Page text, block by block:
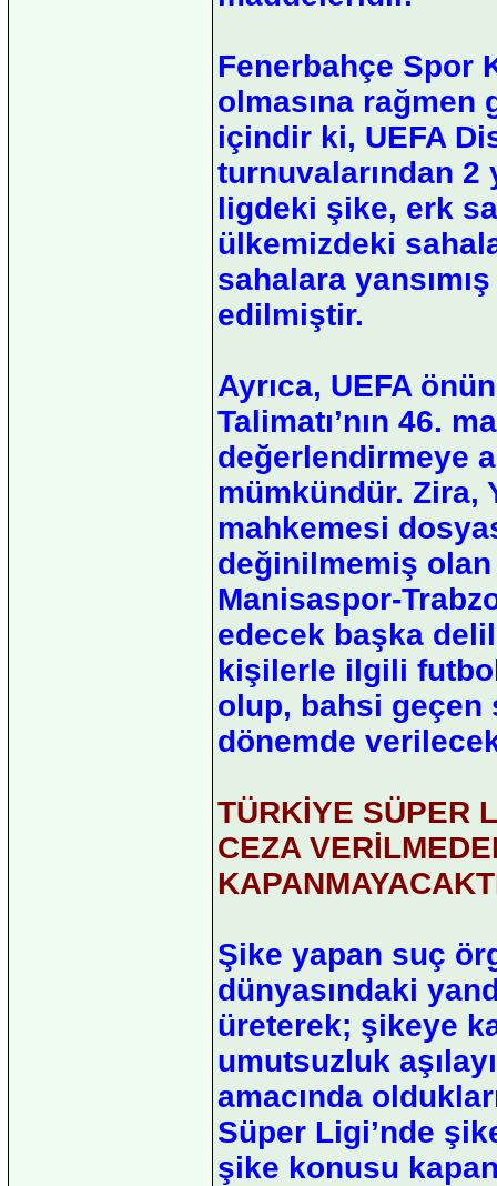
Fenerbahçe Spor
olmasına rağmen
içindir ki, UEFA
turnuvalarından
ligdeki şike, erk
ülkemizdeki
sahalara
edilmiştir.
Ayrıca, UEFA
Talimatı’nın 46.
değerlendirmeye
mümkündür. Zira,
mahkemesi
değinilmemiş
Manisaspor-
edecek başka
kişilerle ilgili
olup, bahsi geçen
dönemde
TÜRKİYE SÜPER
CEZA
Şike yapan suç
dünyasındaki
üreterek; şikeye
umutsuzluk
amacında
Süper Ligi’nde
şike konusu